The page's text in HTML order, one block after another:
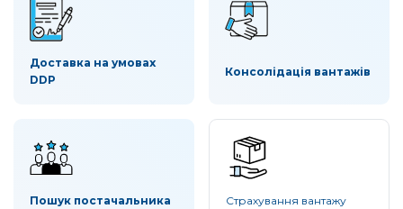
Доставка на умовах
DDP
Консолідація вантажів
Пошук постачальника Страхування вантажу